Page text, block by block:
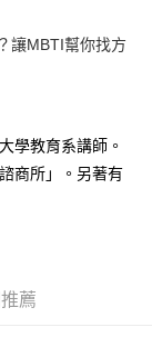
讓MBTI幫你找方
學教育系講師。
商所」。另著有
薦